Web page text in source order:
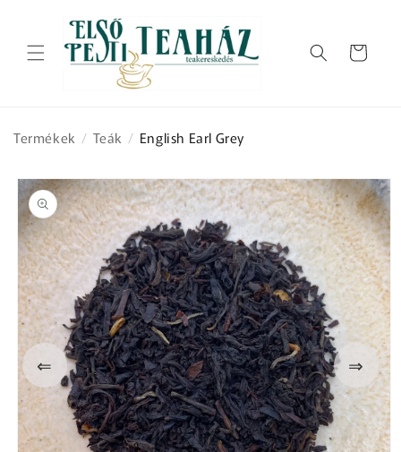
tartalomhoz
Kosár
Termékek / Teák / English Earl Grey
⇐
Kihagyás, és
ugrás a
termékadatokra
⇒